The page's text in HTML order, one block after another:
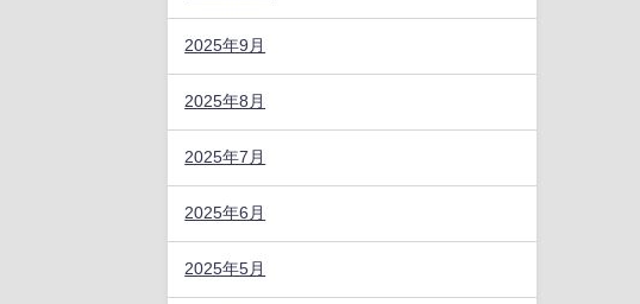
2025年9月
2025年8月
2025年7月
2025年6月
2025年5月